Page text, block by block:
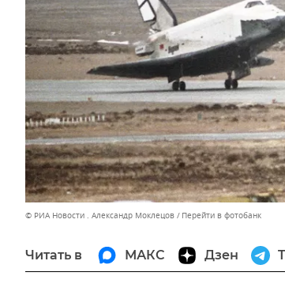
© РИА Новости . Александр Моклецов Перейти в фотобанк
Читать в МАКС Дзен